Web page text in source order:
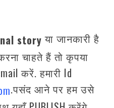
storyया जानकारी है
चाहते हैं तो कृपया
करें. हमारी Id
.पसंद आने पर हम उसे